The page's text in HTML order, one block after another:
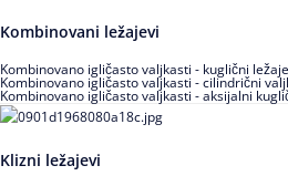
Kombinovani ležajevi
Kombinovano igličasto valjkasti - kuglični
Kombinovano igličasto valjkasti - cilindrični
Kombinovano igličasto valjkasti - aksijalni
Klizni ležajevi